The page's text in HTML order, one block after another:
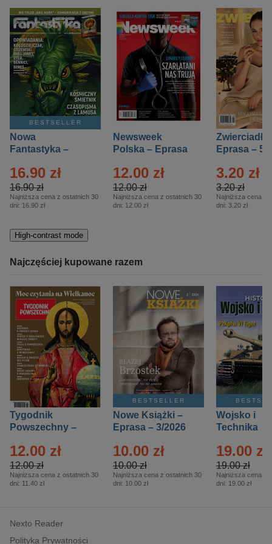
BESTSELLER
Nowa
Fantastyka –
16.90 zł
16.90 zł
Najniższa cena z ostatnich 30
dni: 16.90 zł
Newsweek
Polska – Eprasa
12.00 zł
12.00 zł
Najniższa cena z ostatnich 30
dni: 12.00 zł
Zwierciadło
Eprasa – 5/
3.20 zł
3.20 zł
Najniższa cena z
dni: 3.20 zł
High-contrast mode
Najczęściej kupowane razem
Tygodnik
Powszechny –
12.00 zł
12.00 zł
Najniższa cena z ostatnich 30
dni: 11.40 zł
BESTSELLER
Nowe Książki –
Eprasa – 3/2026
10.00 zł
10.00 zł
Najniższa cena z ostatnich 30
dni: 10.00 zł
Wojsko i
Technika
– 2/2026
19.00 zł
19.00 zł
Najniższa cena z
dni: 19.00 zł
Nexto Reader
Polityka Prywatności